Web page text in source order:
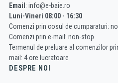
Email : info@e-baie.ro
Luni-Vineri 08:00 - 16:30
Comenzi prin cosul de cumparaturi:
Comenzi prin e-mail: non-stop
Termenul de preluare al comenzilor
mail: 4 ore lucratoare
DESPRE NOI